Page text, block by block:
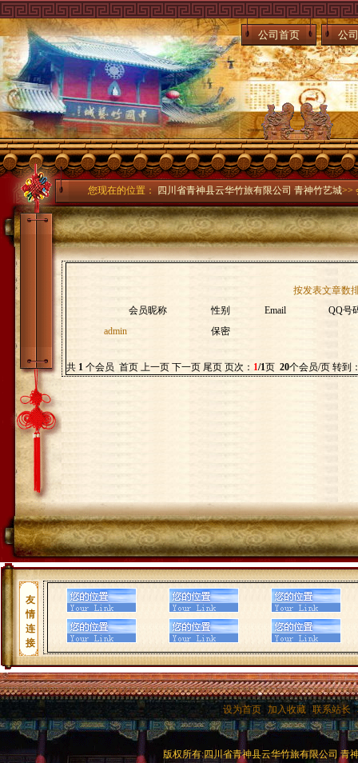
公司首页 公
您现在的位置： 四川省青神县云华竹旅有限公司 青神竹艺城>>
按发表文章数
会员昵称
性别 Email
QQ号
admin
保密
共 1 个会员 首页 上一页 下一页 尾页 页次： 1/1页 20个会员/页 转到
友
情
连
接
|设为首页|加入收藏 |联系站长 |
版权所有:四川省青神县云华竹旅有限公司 青